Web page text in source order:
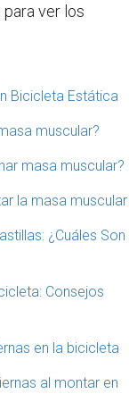
ver los
Bicicleta Estática
muscular?
masa muscular?
la masa muscular
¿Cuáles Son
Consejos
en la bicicleta
al montar en